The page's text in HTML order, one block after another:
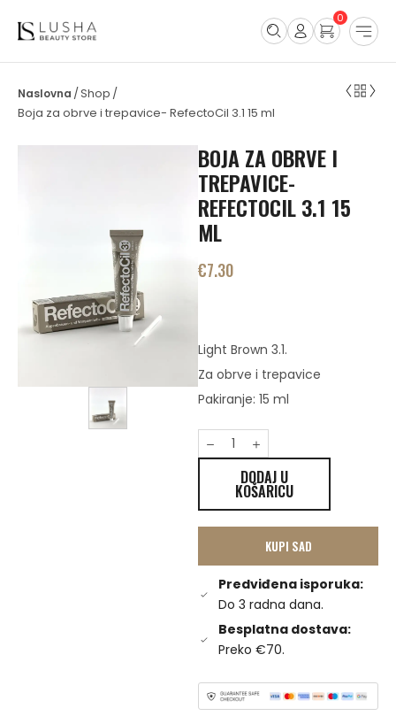
0
/Shop /
Boja za obrve i trepavice- RefectoCil 3.1 15 ml
BOJA ZA OBRVE I
TREPAVICE-
REFECTOCIL 3.1 15
ML
€7.30
Light Brown 3.1.
Za obrve i trepavice
Pakiranje: 15 ml
DODAJ U
KOŠARICU
KUPI SAD
Predviđena isporuka:
Do 3 radna dana.
Besplatna dostava:
Preko €70.